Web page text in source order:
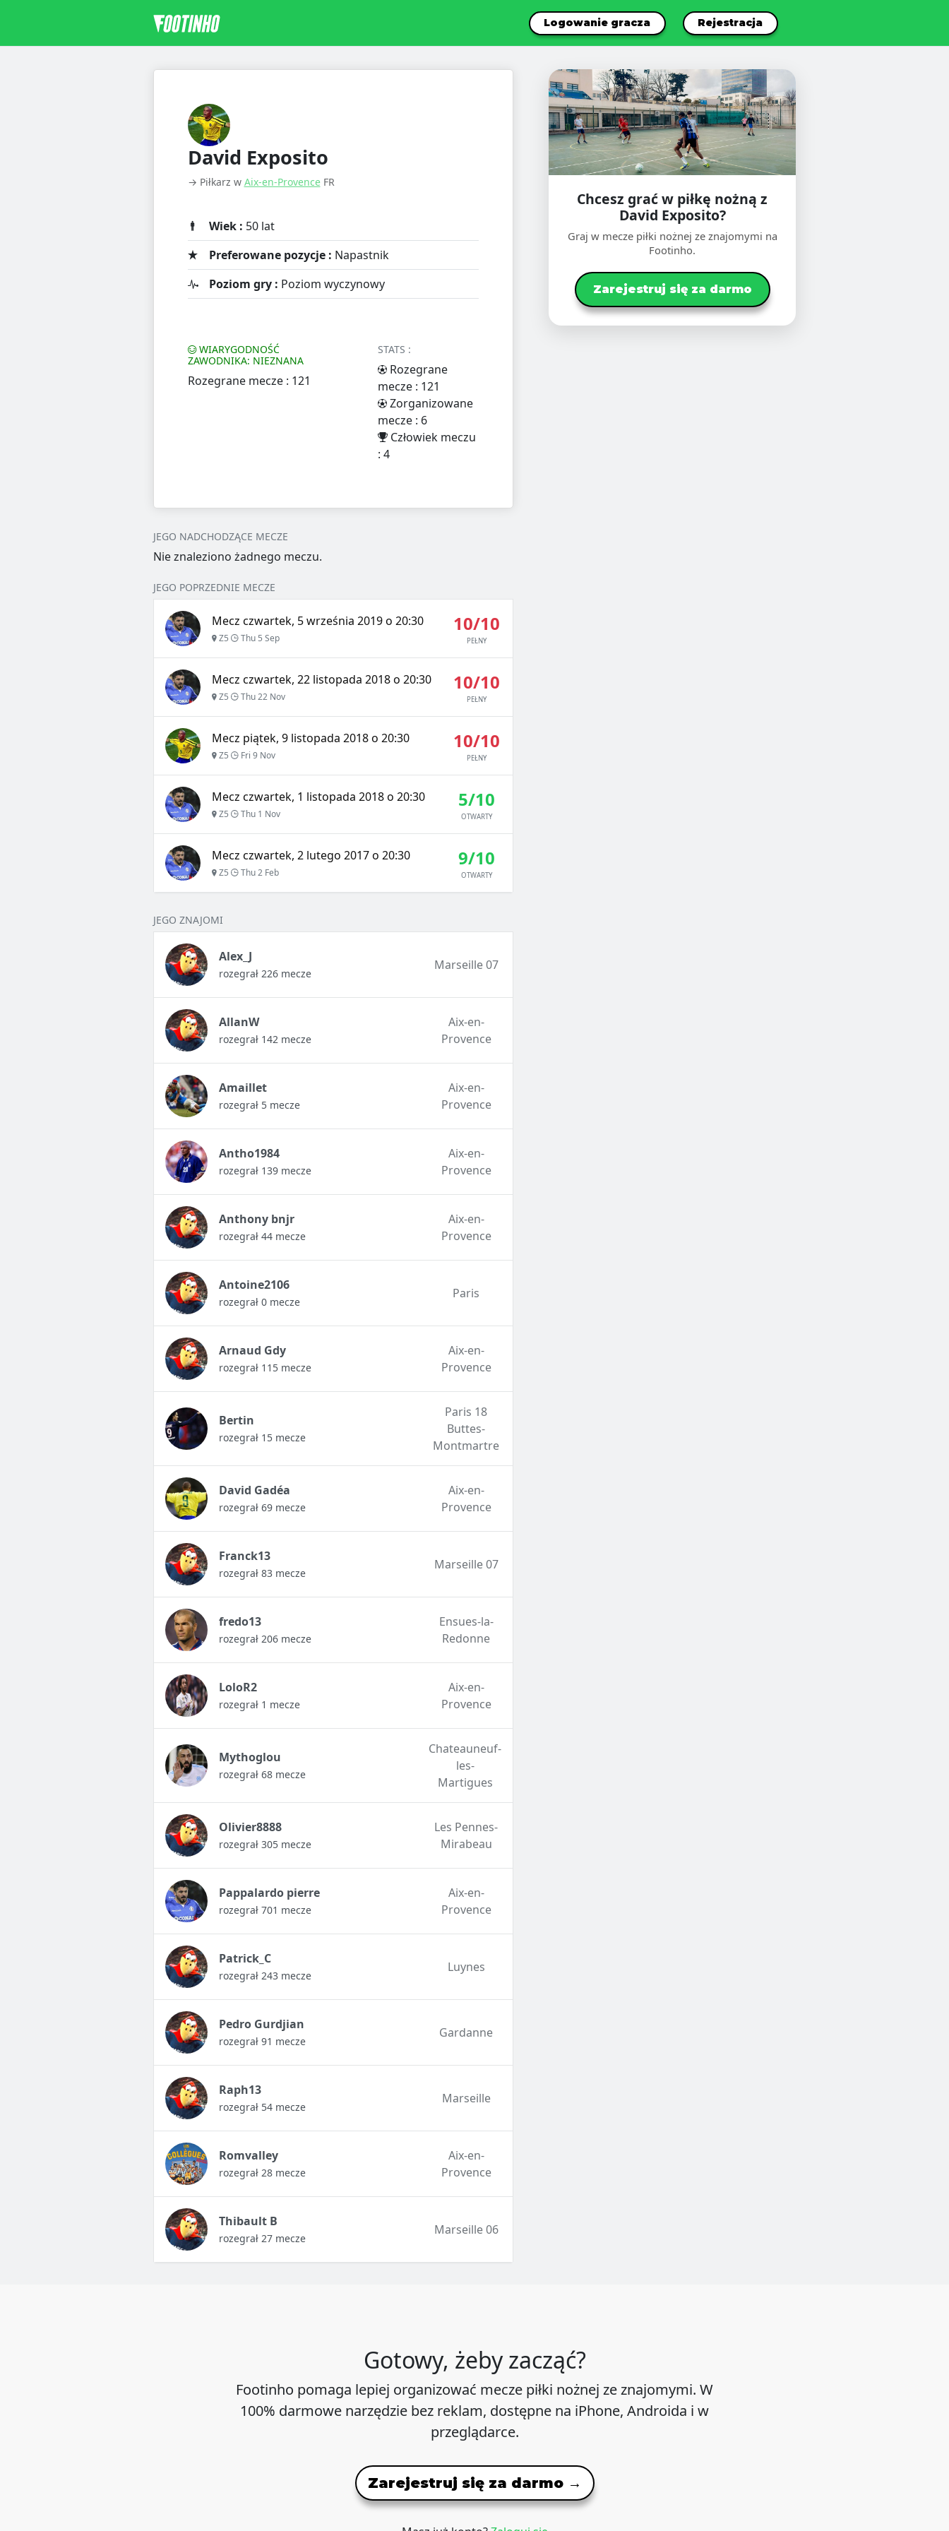
Logowanie gracza Rejestracja
David Exposito
→ Piłkarz w Aix-en-ProvenceFR
Wiek : 50 lat
Preferowane pozycje : Napastnik
Poziom gry : Poziom wyczynowy
WIARYGODNOŚĆ
ZAWODNIKA: NIEZNANA
Rozegrane mecze : 121
STATS :
Rozegrane
mecze : 121
Zorganizowane
mecze : 6
Człowiek meczu
: 4
Chcesz grać w piłkę nożną z
David Exposito?
Graj w mecze piłki nożnej ze znajomymi na
Footinho.
Zarejestruj się za darmo
JEGO NADCHODZĄCE MECZE
Nie znaleziono żadnego meczu.
JEGO POPRZEDNIE MECZE
Mecz czwartek, 5 września 2019 o 20:30
Z5 Thu 5 Sep
10/10
PEŁNY
Mecz czwartek, 22 listopada 2018 o 20:30
Z5 Thu 22 Nov
10/10
PEŁNY
Mecz piątek, 9 listopada 2018 o 20:30
Z5 Fri 9 Nov
10/10
PEŁNY
Mecz czwartek, 1 listopada 2018 o 20:30
Z5 Thu 1 Nov
5/10
OTWARTY
Mecz czwartek, 2 lutego 2017 o 20:30
Z5 Thu 2 Feb
9/10
OTWARTY
JEGO ZNAJOMI
Alex_J
rozegrał 226 mecze
Marseille 07
AllanW
rozegrał 142 mecze
Aix-en-
Provence
Amaillet
rozegrał 5 mecze
Aix-en-
Provence
Antho1984
rozegrał 139 mecze
Aix-en-
Provence
Anthony bnjr
rozegrał 44 mecze
Aix-en-
Provence
Antoine2106
rozegrał 0 mecze
Paris
Arnaud Gdy
rozegrał 115 mecze
Aix-en-
Provence
Bertin
rozegrał 15 mecze
Paris 18
Buttes-
Montmartre
David Gadéa
rozegrał 69 mecze
Aix-en-
Provence
Franck13
rozegrał 83 mecze
Marseille 07
fredo13
rozegrał 206 mecze
Ensues-la-
Redonne
LoloR2
rozegrał 1 mecze
Aix-en-
Provence
Mythoglou
rozegrał 68 mecze
Chateauneuf-
les-
Martigues
Olivier8888
rozegrał 305 mecze
Les Pennes-
Mirabeau
Pappalardo pierre
rozegrał 701 mecze
Aix-en-
Provence
Patrick_C
rozegrał 243 mecze
Luynes
Pedro Gurdjian
rozegrał 91 mecze
Gardanne
Raph13
rozegrał 54 mecze
Marseille
Romvalley
rozegrał 28 mecze
Aix-en-
Provence
Thibault B
rozegrał 27 mecze
Marseille 06
Gotowy, żeby zacząć?
Footinho pomaga lepiej organizować mecze piłki nożnej ze znajomymi. W
100% darmowe narzędzie bez reklam, dostępne na iPhone, Androida i w
przeglądarce.
Zarejestruj się za darmo →